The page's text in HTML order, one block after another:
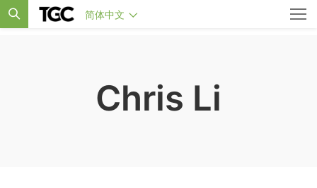
简体中文
Chris Li